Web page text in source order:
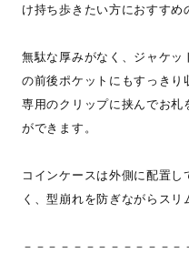
け持ち歩きたい方におすすめ
無駄な厚みがなく、ジャケ
の前後ポケットにもすっきり
専用のクリップに挟んでお札
ができます。
コインケースは外側に配置し
く、型崩れを防ぎながらスリ
－－－－－－－－－－－－－